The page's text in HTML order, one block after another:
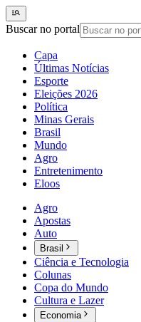
Buscar no portal
Capa
Últimas Notícias
Esporte
Eleições 2026
Política
Minas Gerais
Brasil
Mundo
Agro
Entretenimento
Eloos
Agro
Apostas
Auto
Brasil
Ciência e Tecnologia
Colunas
Copa do Mundo
Cultura e Lazer
Economia